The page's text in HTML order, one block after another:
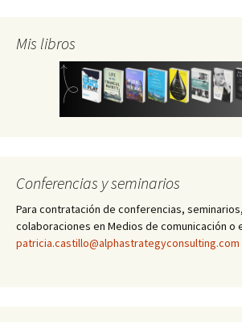
Mis libros
Conferencias y seminarios
Para contratación de conferencias,
colaboraciones en Medios de comunicación o
patricia.castillo@alphastrategyconsulting.com